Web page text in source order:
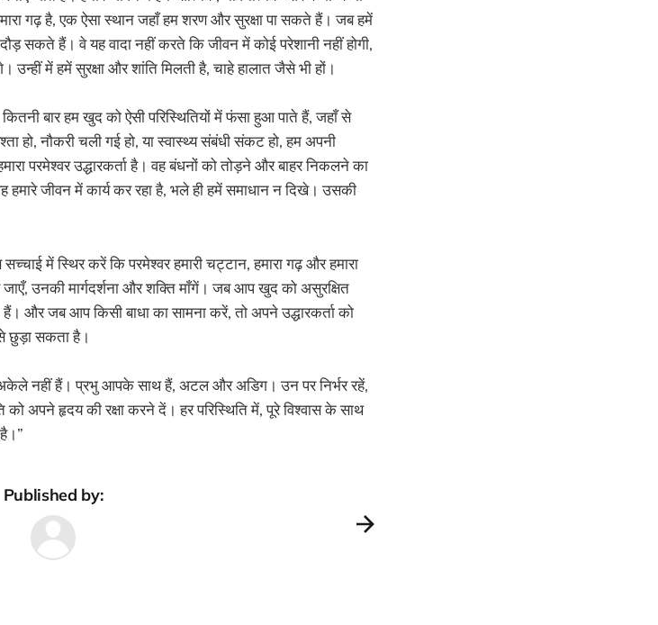
गढ़ है, एक ऐसा स्थान जहाँ हम शरण और सुरक्षा पा सकते हैं। जब हमें
सकते हैं। वे यह वादा नहीं करते कि जीवन में कोई परेशानी नहीं होगी,
में हमें सुरक्षा और शांति मिलती है, चाहे हालात जैसे भी हों।
बार हम खुद को ऐसी परिस्थितियों में फंसा हुआ पाते हैं, जहाँ से
हो, नौकरी चली गई हो, या स्वास्थ्य संबंधी संकट हो, हम अपनी
परमेश्वर उद्धारकर्ता है। वह बंधनों को तोड़ने और बाहर निकलने का
हमारे जीवन में कार्य कर रहा है, भले ही हमें समाधान न दिखे। उसकी
में स्थिर करें कि परमेश्वर हमारी चट्टान, हमारा गढ़ और हमारा
जाएँ, उनकी मार्गदर्शना और शक्ति माँगें। जब आप खुद को असुरक्षित
और जब आप किसी बाधा का सामना करें, तो अपने उद्धारकर्ता को
छुड़ा सकता है।
नहीं हैं। प्रभु आपके साथ हैं, अटल और अडिग। उन पर निर्भर रहें,
अपने हृदय की रक्षा करने दें। हर परिस्थिति में, पूरे विश्वास के साथ
Published by: